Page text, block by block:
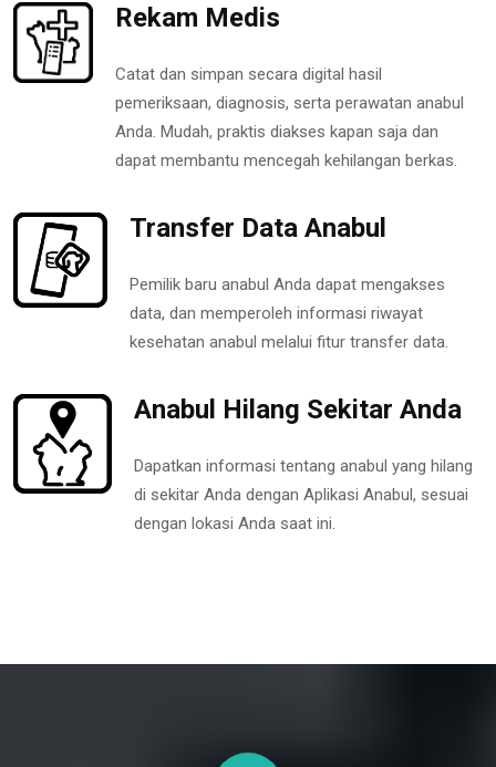
Rekam Medis
Catat dan simpan secara digital hasil
pemeriksaan, diagnosis, serta perawatan anabul
Anda. Mudah, praktis diakses kapan saja dan
dapat membantu mencegah kehilangan berkas.
Transfer Data Anabul
Pemilik baru anabul Anda dapat mengakses
data, dan memperoleh informasi riwayat
kesehatan anabul melalui fitur transfer data.
Anabul Hilang Sekitar Anda
Dapatkan informasi tentang anabul yang hilang
di sekitar Anda dengan Aplikasi Anabul, sesuai
dengan lokasi Anda saat ini.